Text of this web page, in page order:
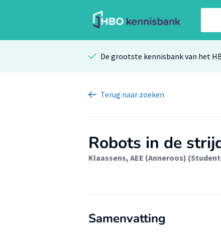
De grootste kennisbank van het
Terug naar zoeken
Robots in de
Klaassens, AEE (Anneroos)
Samenvatting